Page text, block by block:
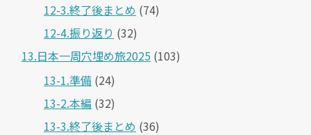
12-3.終了後まとめ (74)
12-4.振り返り (32)
13.日本一周穴埋め旅2025 (103)
13-1.準備 (24)
13-2.本編 (32)
13-3.終了後まとめ (36)